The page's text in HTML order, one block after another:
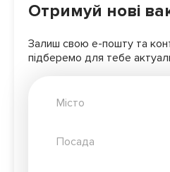
Отримуй нові
Залиш свою е-пошту та
підберемо для тебе